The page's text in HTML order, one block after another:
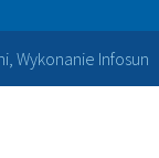
Wykonanie Infosun